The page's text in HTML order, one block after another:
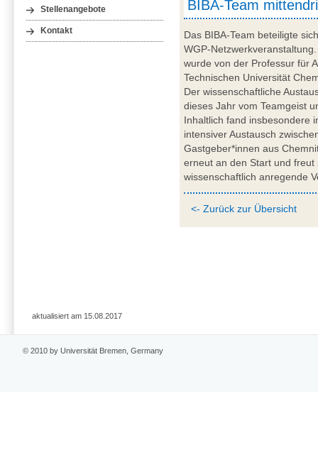
Stellenangebote
Kontakt
BIBA-Team
Das BIBA-Team beteiligte
WGP-
wurde von der Professur für
Technischen Universität
Der wissenschaftliche
dieses Jahr vom Teamgeist
Inhaltlich fand insbesondere
intensiver Austausch
Gastgeber*innen aus
erneut an den Start und
wissenschaftlich anregende
<- Zurück zur Übersicht
aktualisiert am 15.08.2017
© 2010 by Universität Bremen, Germany